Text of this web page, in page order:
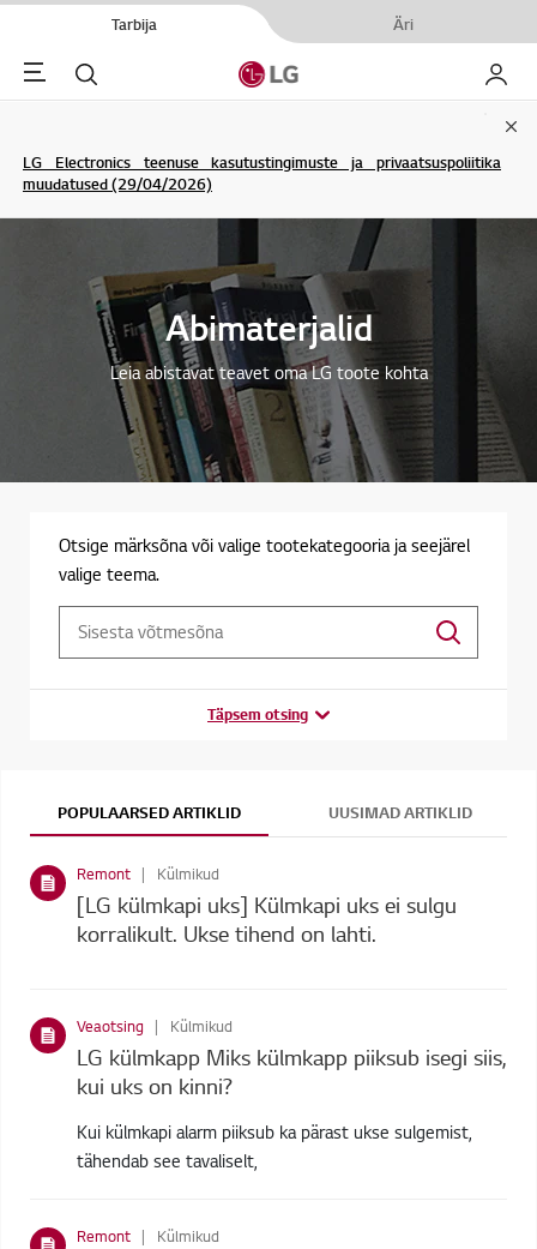
Tarbija Äri
Menu Otsi Minu
LG Electronics teenuse kasutustingimuste ja privaatsuspoliitika
muudatused (29/04/2026)
Abimaterjalid
Leia abistavat teavet oma LG toote kohta
Otsige märksõna või valige tootekategooria ja seejärel
valige teema.
Täpsem otsing
POPULAARSED ARTIKLID UUSIMAD ARTIKLID
Remont Külmikud
[LG külmkapi uks] Külmkapi uks ei sulgu
korralikult. Ukse tihend on lahti.
Veaotsing Külmikud
LG külmkapp Miks külmkapp piiksub isegi siis,
kui uks on kinni?
Kui külmkapi alarm piiksub ka pärast ukse sulgemist,
tähendab see tavaliselt,
Remont Külmikud